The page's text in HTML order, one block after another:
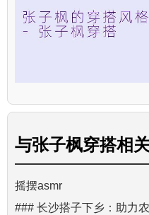
与张子枫穿搭相
摇摆asmr
### 长沙搭子下乡：助力